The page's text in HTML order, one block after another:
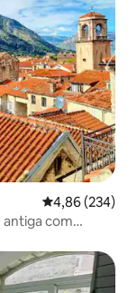
Classificação
4,86 (234)
com